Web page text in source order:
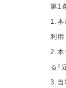
第1
1.本
利用
2.本
る「
3.当